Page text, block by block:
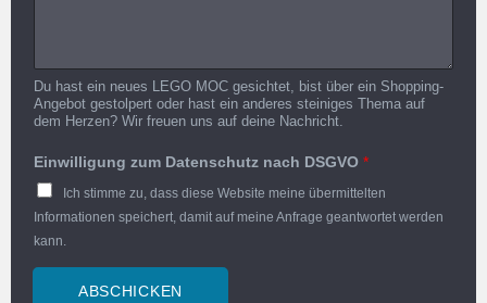
Du hast ein neues LEGO MOC gesichtet, bist über ein Shopping-
Angebot gestolpert oder hast ein anderes steiniges Thema auf
dem Herzen? Wir freuen uns auf deine Nachricht.
Einwilligung zum Datenschutz nach DSGVO *
Ich stimme zu, dass diese Website meine übermittelten
Informationen speichert, damit auf meine Anfrage geantwortet werden
kann.
ABSCHICKEN